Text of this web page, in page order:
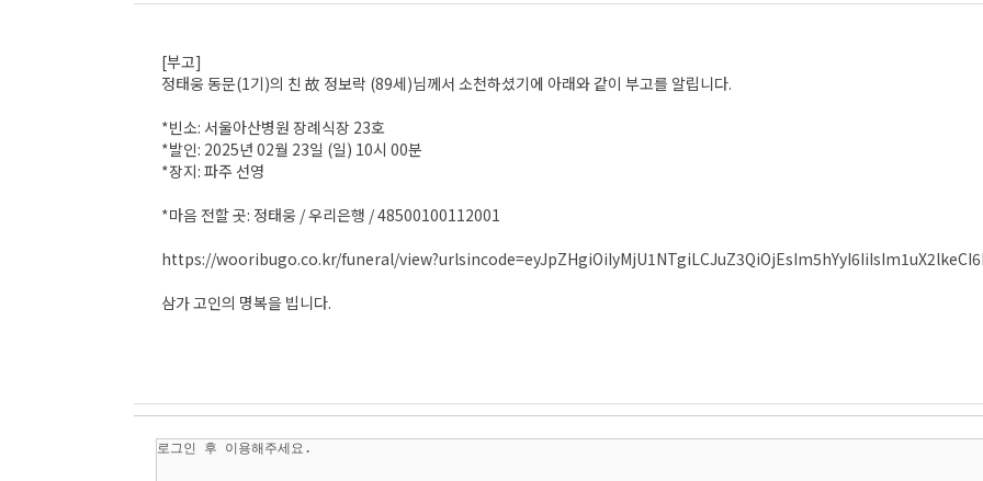
[부고]
정태웅 동문(1기)의 친 故 정보락 (89세)님께서 소천하셨기에 아래와 같이 부고를 알립니다.
*빈소: 서울아산병원 장례식장 23호
*발인: 2025년 02월 23일 (일) 10시 00분
*장지: 파주 선영
*마음 전할 곳: 정태웅 / 우리은행 / 48500100112001
https://wooribugo.co.kr/funeral/
삼가 고인의 명복을 빕니다.